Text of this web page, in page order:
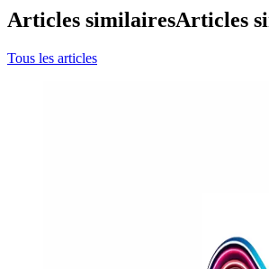
Articles similairesArticles
Tous les articles